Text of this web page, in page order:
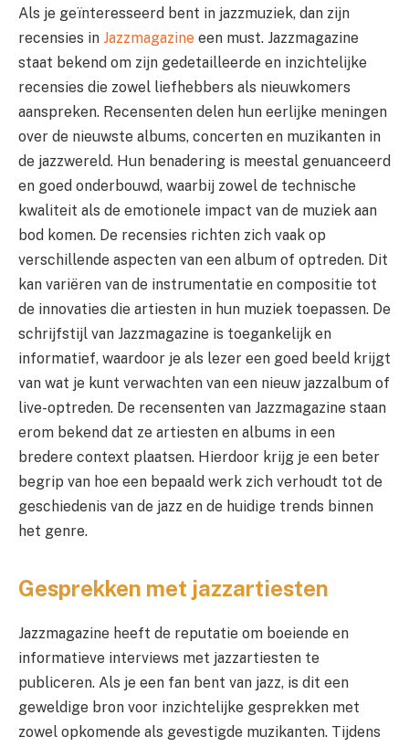
Als je geïnteresseerd bent in jazzmuziek, dan zijn
recensies in Jazzmagazine een must. Jazzmagazine
staat bekend om zijn gedetailleerde en inzichtelijke
recensies die zowel liefhebbers als nieuwkomers
aanspreken. Recensenten delen hun eerlijke meningen
over de nieuwste albums, concerten en muzikanten in
de jazzwereld. Hun benadering is meestal genuanceerd
en goed onderbouwd, waarbij zowel de technische
kwaliteit als de emotionele impact van de muziek aan
bod komen. De recensies richten zich vaak op
verschillende aspecten van een album of optreden. Dit
kan variëren van de instrumentatie en compositie tot
de innovaties die artiesten in hun muziek toepassen. De
schrijfstijl van Jazzmagazine is toegankelijk en
informatief, waardoor je als lezer een goed beeld krijgt
van wat je kunt verwachten van een nieuw jazzalbum of
live-optreden. De recensenten van Jazzmagazine staan
erom bekend dat ze artiesten en albums in een
bredere context plaatsen. Hierdoor krijg je een beter
begrip van hoe een bepaald werk zich verhoudt tot de
geschiedenis van de jazz en de huidige trends binnen
het genre.
Gesprekken met jazzartiesten
Jazzmagazine heeft de reputatie om boeiende en
informatieve interviews met jazzartiesten te
publiceren. Als je een fan bent van jazz, is dit een
geweldige bron voor inzichtelijke gesprekken met
zowel opkomende als gevestigde muzikanten. Tijdens